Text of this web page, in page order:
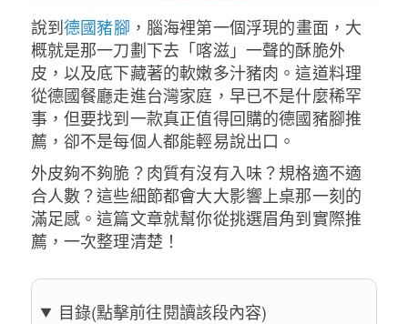
說到德國豬腳 ，腦海裡第一個浮現的畫面，大
概就是那一刀劃下去「喀滋」一聲的酥脆外
皮，以及底下藏著的軟嫩多汁豬肉。這道料理
從德國餐廳走進台灣家庭，早已不是什麼稀罕
事，但要找到一款真正值得回購的德國豬腳推
薦，卻不是每個人都能輕易說出口。
外皮夠不夠脆？肉質有沒有入味？規格適不適
合人數？這些細節都會大大影響上桌那一刻的
滿足感。這篇文章就幫你從挑選眉角到實際推
薦，一次整理清楚！
目錄(點擊前往閱讀該段內容)